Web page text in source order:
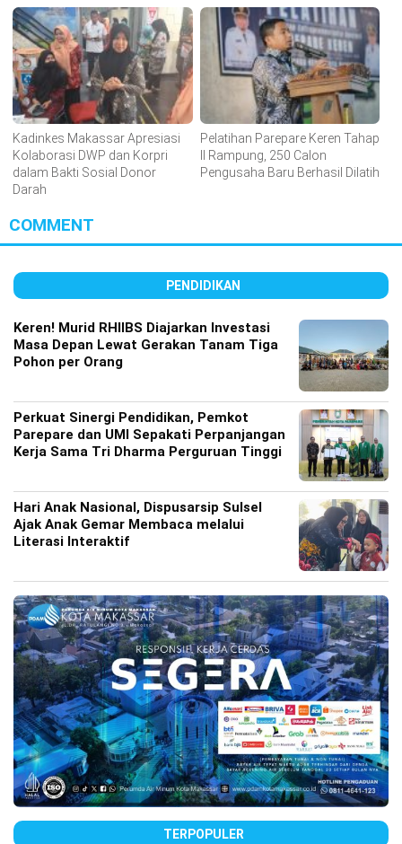
Bersih
Kadinkes Makassar Apresiasi
Kolaborasi DWP dan Korpri
dalam Bakti Sosial Donor
Darah
Pelatihan Parepare Keren Tahap
II Rampung, 250 Calon
Pengusaha Baru Berhasil Dilatih
COMMENT
PENDIDIKAN
Keren! Murid RHIIBS Diajarkan Investasi
Masa Depan Lewat Gerakan Tanam Tiga
Pohon per Orang
Perkuat Sinergi Pendidikan, Pemkot
Parepare dan UMI Sepakati Perpanjangan
Kerja Sama Tri Dharma Perguruan Tinggi
Hari Anak Nasional, Dispusarsip Sulsel
Ajak Anak Gemar Membaca melalui
Literasi Interaktif
TERPOPULER